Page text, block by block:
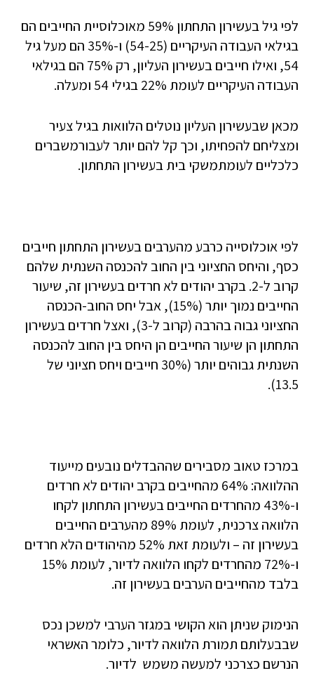
לפי גיל בעשירון התחתון 59% מאוכלוסיית החייבים הם
בגילאי העבודה העיקריים (54-25) ו-35% הם מעל גיל
54, ואילו חייבים בעשירון העליון, רק 75% הם בגילאי
העבודה העיקריים לעומת 22% בגילי 54 ומעלה.
מכאן שבעשירון העליון נוטלים הלוואות בגיל צעיר
ומצליחם להפחיתו, וכך קל להם יותר לעבורמשברים
כלכליים לעומתמשקי בית בעשירון התחתון.
לפי אוכלוסייה כרבע מהערבים בעשירון התחתון חייבים
כסף, והיחס החציוני בין החוב להכנסה השנתית שלהם
קרוב ל-2. בקרב יהודים לא חרדים בעשירון זה, שיעור
החייבים נמוך יותר (15%), אבל יחס החוב-הכנסה
החציוני גבוה בהרבה (קרוב ל-3), ואצל חרדים בעשירון
התחתון הן שיעור החייבים הן היחס בין החוב להכנסה
השנתית גבוהים יותר (30% חייבים ויחס חציוני של
13.5).
במרכז טאוב מסבירים שההבדלים נובעים מייעוד
ההלוואה: 64% מהחייבים בקרב יהודים לא חרדים
ו-43% מהחרדים החייבים בעשירון התחתון לקחו
הלוואה צרכנית, לעומת 89% מהערבים החייבים
בעשירון זה – ולעומת זאת 52% מהיהודים הלא חרדים
ו-72% מהחרדים לקחו הלוואה לדיור, לעומת 15%
בלבד מהחייבים הערבים בעשירון זה.
הנימוק שניתן הוא הקושי במגזר הערבי למשכן נכס
שבבעלותם תמורת הלוואה לדיור, כלומר האשראי
הנרשם כצרכני למעשה משמש לדיור.